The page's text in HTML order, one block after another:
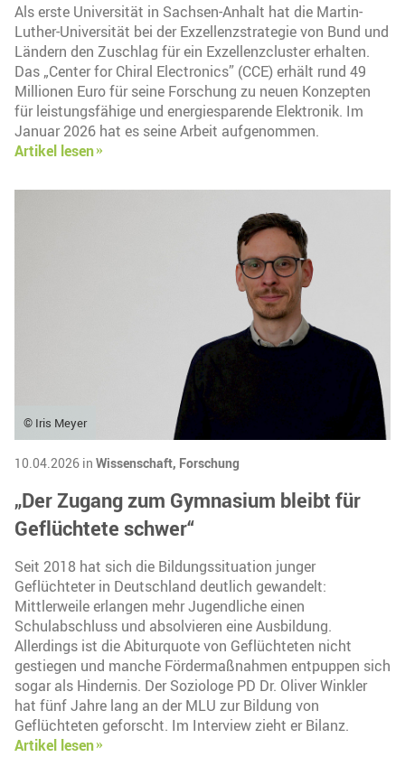
Als erste Universität in Sachsen-Anhalt hat die Martin-
Luther-Universität bei der Exzellenzstrategie von Bund und
Ländern den Zuschlag für ein Exzellenzcluster erhalten.
Das „Center for Chiral Electronics” (CCE) erhält rund 49
Millionen Euro für seine Forschung zu neuen Konzepten
für leistungsfähige und energiesparende Elektronik. Im
Januar 2026 hat es seine Arbeit aufgenommen.
Artikel lesen
© Iris Meyer
10.04.2026 in Wissenschaft, Forschung
„Der Zugang zum Gymnasium bleibt für
Geflüchtete schwer“
Seit 2018 hat sich die Bildungssituation junger
Geflüchteter in Deutschland deutlich gewandelt:
Mittlerweile erlangen mehr Jugendliche einen
Schulabschluss und absolvieren eine Ausbildung.
Allerdings ist die Abiturquote von Geflüchteten nicht
gestiegen und manche Fördermaßnahmen entpuppen sich
sogar als Hindernis. Der Soziologe PD Dr. Oliver Winkler
hat fünf Jahre lang an der MLU zur Bildung von
Geflüchteten geforscht. Im Interview zieht er Bilanz.
Artikel lesen